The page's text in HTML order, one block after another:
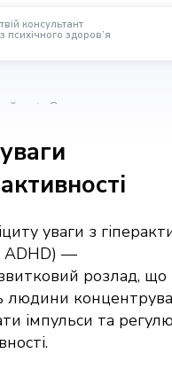
твій консультант
з психічного здоров’я
сторінкаСтани
уваги з
ADHD) —
розлад, що
людини
імпульси та